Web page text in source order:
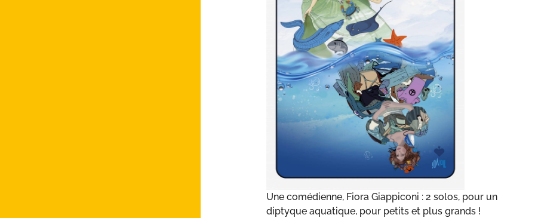
Une comédienne, Fiora Giappiconi : 2 solos, pour un
diptyque aquatique, pour petits et plus grands !